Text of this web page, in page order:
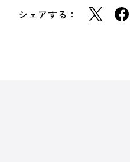
シェアする：